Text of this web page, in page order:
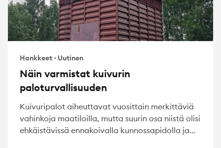
Hankkeet · Uutinen
Näin varmistat kuivurin
paloturvallisuuden
Kuivuripalot aiheuttavat vuosittain merkittäviä
vahinkoja maatiloilla, mutta suurin osa niistä olisi
ehkäistävissä ennakoivalla kunnossapidolla ja...